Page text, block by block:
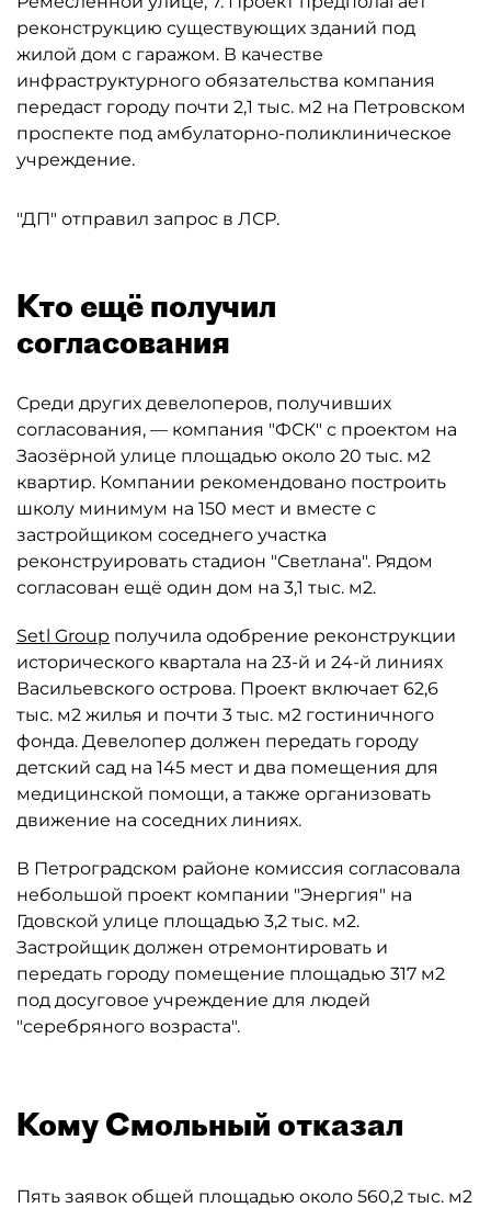
реконструкцию существующих зданий под
жилой дом с гаражом. В качестве
инфраструктурного обязательства компания
передаст городу почти 2,1 тыс. м2 на Петровском
проспекте под амбулаторно-поликлиническое
учреждение.
"ДП" отправил запрос в ЛСР.
Кто ещё получил
согласования
Среди других девелоперов, получивших
согласования, — компания "ФСК" с проектом на
Заозёрной улице площадью около 20 тыс. м2
квартир. Компании рекомендовано построить
школу минимум на 150 мест и вместе с
застройщиком соседнего участка
реконструировать стадион "Светлана". Рядом
согласован ещё один дом на 3,1 тыс. м2.
Setl Group получила одобрение реконструкции
исторического квартала на 23-й и 24-й линиях
Васильевского острова. Проект включает 62,6
тыс. м2 жилья и почти 3 тыс. м2 гостиничного
фонда. Девелопер должен передать городу
детский сад на 145 мест и два помещения для
медицинской помощи, а также организовать
движение на соседних линиях.
В Петроградском районе комиссия согласовала
небольшой проект компании "Энергия" на
Гдовской улице площадью 3,2 тыс. м2.
Застройщик должен отремонтировать и
передать городу помещение площадью 317 м2
под досуговое учреждение для людей
"серебряного возраста".
Кому Смольный отказал
Пять заявок общей площадью около 560,2 тыс. м2